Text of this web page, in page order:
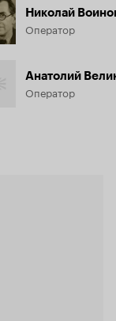
Николай
Оператор
Анатолий
Оператор